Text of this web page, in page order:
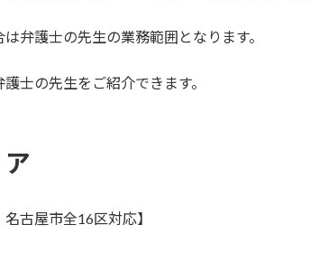
弁護士の先生の業務範囲となります。
士の先生をご紹介できます。
名古屋市全16区対応】